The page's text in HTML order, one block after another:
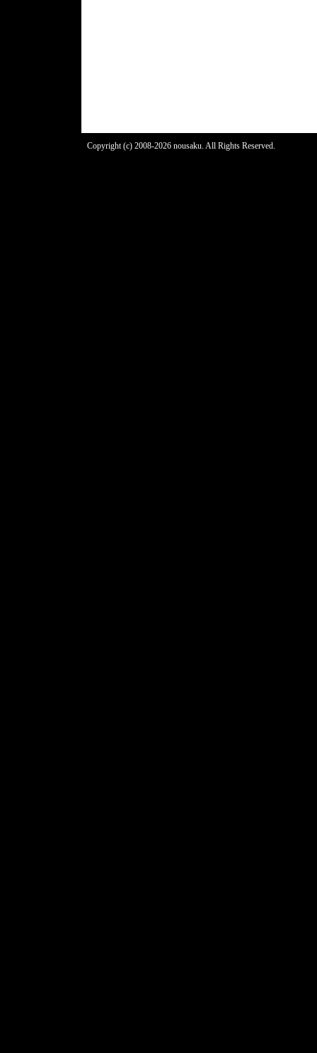
Copyright (c) 2008-2026 nousaku. All Rights Reserved.